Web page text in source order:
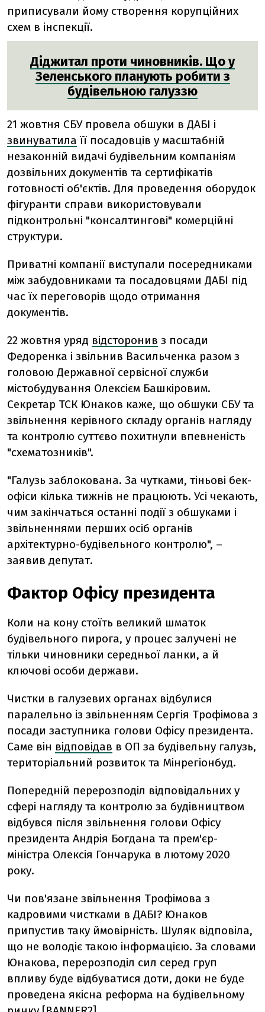
приписували йому створення корупційних
схем в інспекції.
Діджитал проти чиновників. Що у
Зеленського планують робити з
будівельною галуззю
21 жовтня СБУ провела обшуки в ДАБІ і
звинуватила її посадовців у масштабній
незаконній видачі будівельним компаніям
дозвільних документів та сертифікатів
готовності об'єктів. Для проведення оборудок
фігуранти справи використовували
підконтрольні "консалтингові" комерційні
структури.
Приватні компанії виступали посередниками
між забудовниками та посадовцями ДАБІ під
час їх переговорів щодо отримання
документів.
22 жовтня уряд відсторонив з посади
Федоренка і звільнив Васильченка разом з
головою Державної сервісної служби
містобудування Олексієм Башкіровим.
Секретар ТСК Юнаков каже, що обшуки СБУ та
звільнення керівного складу органів нагляду
та контролю суттєво похитнули впевненість
"схематозників".
"Галузь заблокована. За чутками, тіньові бек-
офіси кілька тижнів не працюють. Усі чекають,
чим закінчаться останні події з обшуками і
звільненнями перших осіб органів
архітектурно-будівельного контролю", –
заявив депутат.
Фактор Офісу президента
Коли на кону стоїть великий шматок
будівельного пирога, у процес залучені не
тільки чиновники середньої ланки, а й
ключові особи держави.
Чистки в галузевих органах відбулися
паралельно із звільненням Сергія Трофімова з
посади заступника голови Офісу президента.
Саме він відповідав в ОП за будівельну галузь,
територіальний розвиток та Мінрегіонбуд.
Попередній перерозподіл відповідальних у
сфері нагляду та контролю за будівництвом
відбувся після звільнення голови Офісу
президента Андрія Богдана та прем'єр-
міністра Олексія Гончарука в лютому 2020
року.
Чи пов'язане звільнення Трофімова з
кадровими чистками в ДАБІ? Юнаков
припустив таку ймовірність. Шуляк відповіла,
що не володіє такою інформацією. За словами
Юнакова, перерозподіл сил серед груп
впливу буде відбуватися доти, доки не буде
проведена якісна реформа на будівельному